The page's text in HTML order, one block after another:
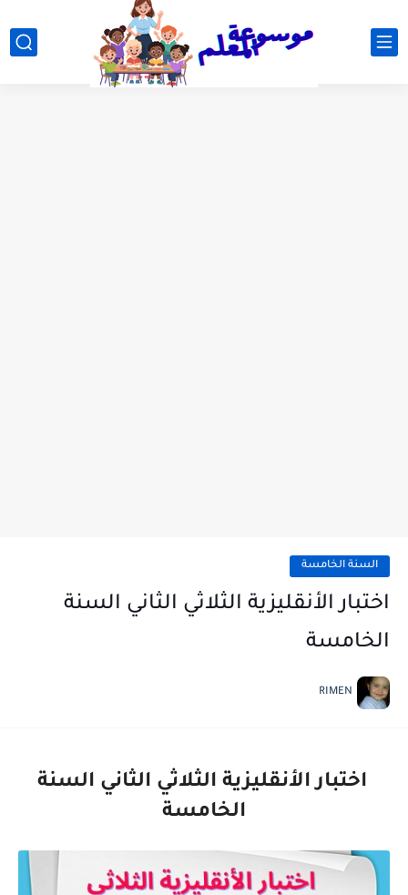
السنة الخامسة
اختبار الأنقليزية الثلاثي الثاني السنة
الخامسة
RIMEN
اختبار الأنقليزية الثلاثي الثاني السنة
الخامسة